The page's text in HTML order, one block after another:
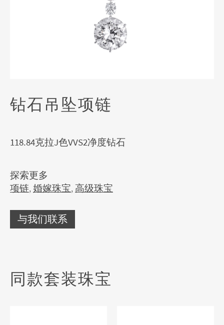
钻石吊坠项链
118.84克拉J色VVS2净度钻石
探索更多
项链, 婚嫁珠宝, 高级珠宝
与我们联系
同款套装珠宝